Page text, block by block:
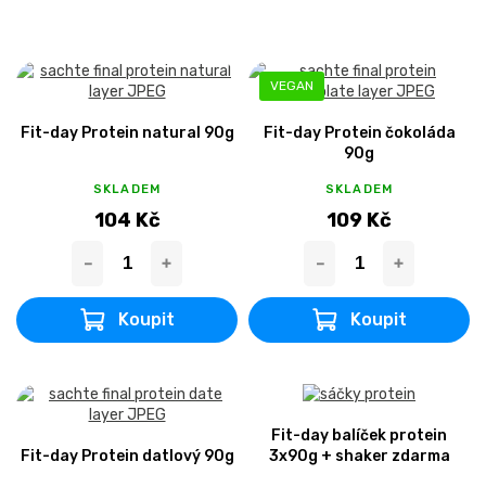
Fit-day Protein natural 90g
104 Kč
SKLADEM
VEGAN
Fit-day Protein čokoláda
90g
109 Kč
SKLADEM
Fit-day Protein datlový 90g
Fit-day balíček protein
3x90g + shaker zdarma